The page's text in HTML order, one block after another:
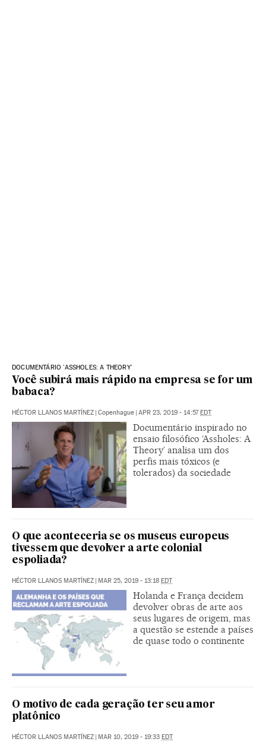
DOCUMENTÁRIO 'ASSHOLES: A THEORY'
Você subirá mais rápido na empresa se for um
babaca?
HÉCTOR LLANOS MARTÍNEZ | Copenhague | APR 23, 2019 - 14:57EDT
Documentário inspirado no
ensaio filosófico ‘Assholes: A
Theory’ analisa um dos
perfis mais tóxicos (e
tolerados) da sociedade
O que aconteceria se os museus europeus
tivessem que devolver a arte colonial
espoliada?
HÉCTOR LLANOS MARTÍNEZ | MAR 25, 2019 - 13:18 EDT
Holanda e França decidem
devolver obras de arte aos
seus lugares de origem, mas
a questão se estende a países
de quase todo o continente
O motivo de cada geração ter seu amor
platônico
HÉCTOR LLANOS MARTÍNEZ | MAR 10, 2019 - 19:33 EDT